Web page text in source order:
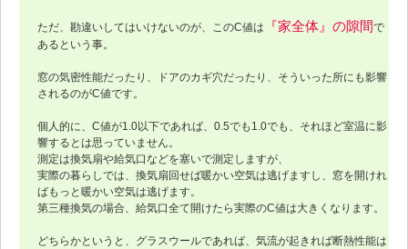
ただ、勘違いしてはいけないのが、このC値は 『家全体』の隙間で
あるという事。
窓の気密性能だったり、ドアのカギ穴だったり、そういった所にも影響
されるのがC値です。
個人的に、C値が1.0以下であれば、0.5でも1.0でも、それほど室温に影
響するとは思っていません。
測定は換気扇や給気口などを塞いで測定しますが、
実際の暮らしでは、換気扇回せば暖かい空気は逃げますし、窓を開けれ
ばもっと暖かい空気は逃げます。
第三種換気の場合、給気口全て開けたら実際のC値は大きくなります。
どちらかというと、グラスウールであれば、気流が起きれば断熱性能は